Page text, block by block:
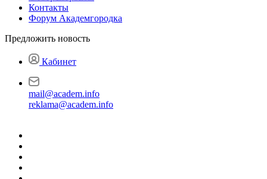
Контакты
Форум Академгородка
Предложить новость
Кабинет
mail@academ.info
reklama@academ.info